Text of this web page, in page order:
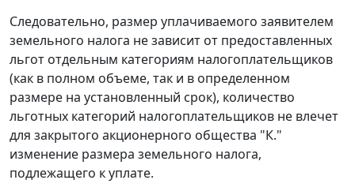
Следовательно, размер уплачиваемого заявителем
земельного налога не зависит от предоставленных
льгот отдельным категориям налогоплательщиков
(как в полном объеме, так и в определенном
размере на установленный срок), количество
льготных категорий налогоплательщиков не влечет
для закрытого акционерного общества "К."
изменение размера земельного налога,
подлежащего к уплате.